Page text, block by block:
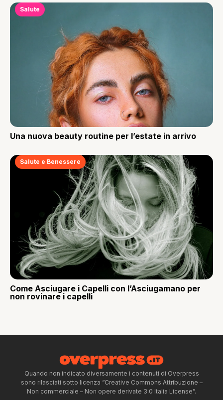
Salute
Una nuova beauty routine per l’estate in arrivo
Salute e Benessere
Come Asciugare i Capelli con l’Asciugamano per
non rovinare i capelli
Quando non indicato diversamente i contenuti di Overpress
sono rilasciati sotto licenza “Creative Commons Attribuzione –
Non commerciale – Non opere derivate 3.0 Italia License”.